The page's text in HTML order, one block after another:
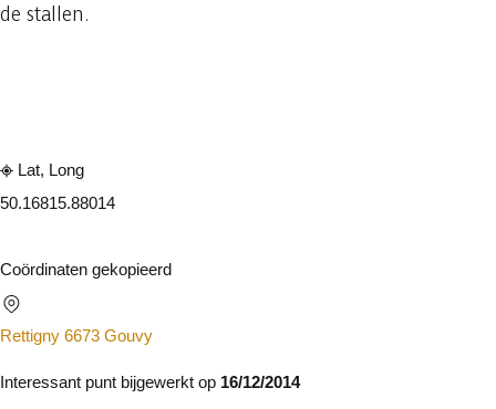
de stallen.
Lat, Long
50.16815.88014
Coördinaten gekopieerd
Rettigny 6673 Gouvy
Interessant punt bijgewerkt op 16/12/2014